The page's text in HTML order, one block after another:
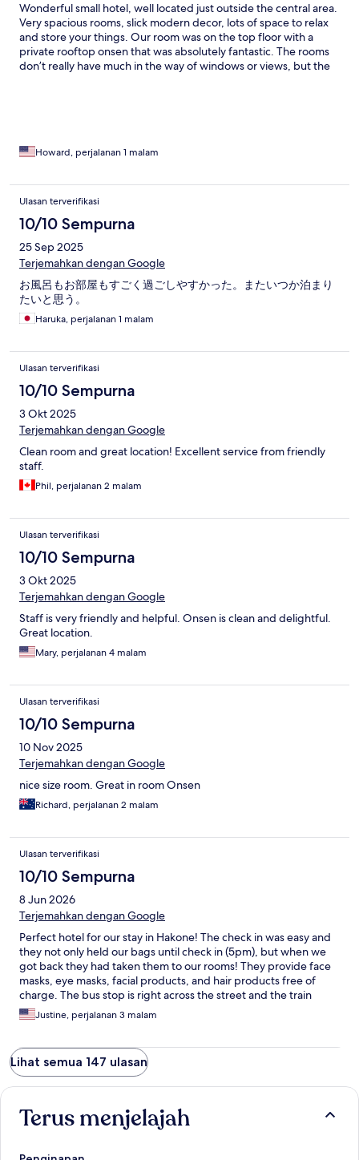
Wonderful small hotel, well located just outside the central area.
Very spacious rooms, slick modern decor, lots of space to relax
and store your things. Our room was on the top floor with a
private rooftop onsen that was absolutely fantastic. The rooms
don’t really have much in the way of windows or views, but the
Howard, perjalanan 1 malam
Ulasan terverifikasi
10/10 Sempurna
25 Sep 2025
Terjemahkan dengan Google
お風呂もお部屋もすごく過ごしやすかった。またいつか泊まり
たいと思う。
Haruka, perjalanan 1 malam
Ulasan terverifikasi
10/10 Sempurna
3 Okt 2025
Terjemahkan dengan Google
Clean room and great location! Excellent service from friendly
staff.
Phil, perjalanan 2 malam
Ulasan terverifikasi
10/10 Sempurna
3 Okt 2025
Terjemahkan dengan Google
Staff is very friendly and helpful. Onsen is clean and delightful.
Great location.
Mary, perjalanan 4 malam
Ulasan terverifikasi
10/10 Sempurna
10 Nov 2025
Terjemahkan dengan Google
nice size room. Great in room Onsen
Richard, perjalanan 2 malam
Ulasan terverifikasi
10/10 Sempurna
8 Jun 2026
Terjemahkan dengan Google
Perfect hotel for our stay in Hakone! The check in was easy and
they not only held our bags until check in (5pm), but when we
got back they had taken them to our rooms! They provide face
masks, eye masks, facial products, and hair products free of
charge. The bus stop is right across the street and the train
station is a five minute walk. Our only complaint was lack of a
breakfast option because everything around is closed in the
from 7/11 for the morning. We did not have the roof onsen
option, but we were both able to fit in the shower onsen and
did that every night.
Justine, perjalanan 3 malam
Lihat semua 147 ulasan
Terus menjelajah